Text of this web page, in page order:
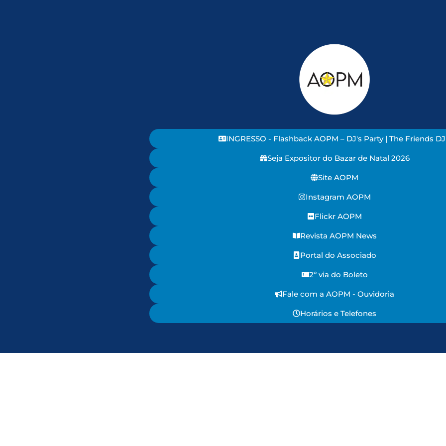
INGRESSO - Flashback AOPM – DJ's Party | The Friends
Seja Expositor do Bazar de Natal 2026
Site AOPM
Instagram AOPM
Flickr AOPM
Revista AOPM News
Portal do Associado
2º via do Boleto
Fale com a AOPM - Ouvidoria
Horários e Telefones